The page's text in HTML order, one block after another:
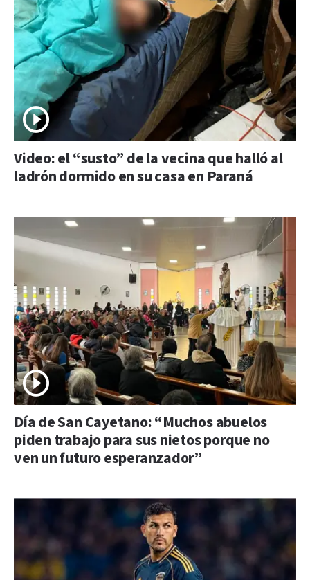
Video: el “susto” de la vecina que halló al
ladrón dormido en su casa en Paraná
Día de San Cayetano: “Muchos abuelos
piden trabajo para sus nietos porque no
ven un futuro esperanzador”